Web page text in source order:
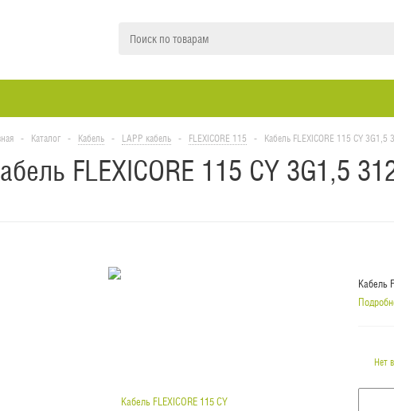
- Каталог - Кабель - LAPP кабель - FLEXICORE 115 - Кабель FLEXICORE 115 CY
FLEXICORE 115 CY 3G1,5
Кабель
Нет